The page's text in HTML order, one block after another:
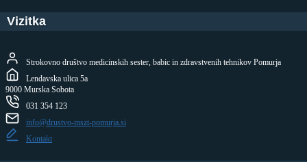
Vizitka
Strokovno društvo medicinskih sester, babic in zdravstvenih tehnikov Pomurja
Lendavska ulica 5a
9000 Murska Sobota
031 354 123
info@drustvo-mszt-pomurja.si
Kontakt